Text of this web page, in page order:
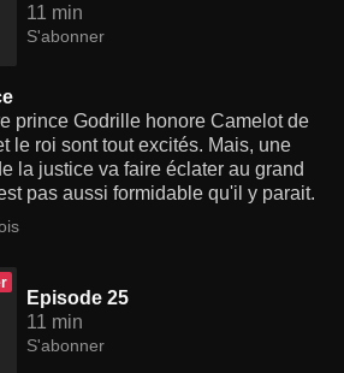
11 min
S'abonner
prince Godrille honore Camelot de
le roi sont tout excités. Mais, une
la justice va faire éclater au grand
pas aussi formidable qu'il y parait.
Episode 25
11 min
S'abonner